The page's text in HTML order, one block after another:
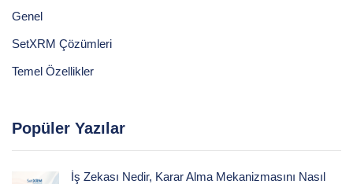
Genel
SetXRM Çözümleri
Temel Özellikler
Popüler Yazılar
İş Zekası Nedir, Karar Alma Mekanizmasını Nasıl